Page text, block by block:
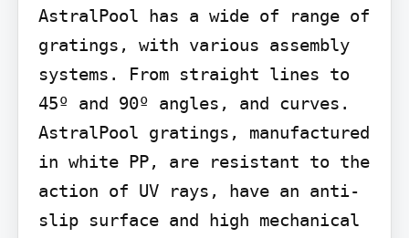
AstralPool has a wide of range of
gratings, with various assembly
systems. From straight lines to
45º and 90º angles, and curves.
AstralPool gratings, manufactured
in white PP, are resistant to the
action of UV rays, have an anti-
slip surface and high mechanical